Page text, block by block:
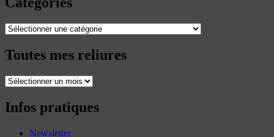
Catégories
Toutes mes reliures
Toutes
reliures
Infos pratiques
Newsletter